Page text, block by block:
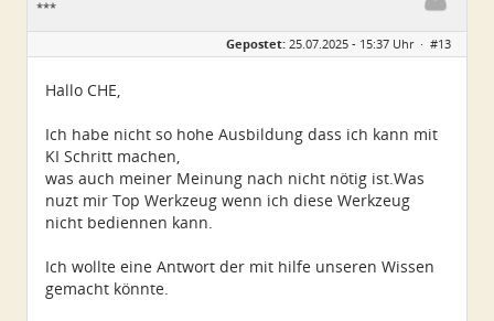
***
Geschlecht:
keine Angabe
Beiträge:
25
Gepostet: 25.07.2025 - 15:37 Uhr · #13
Hallo CHE,
Ich habe nicht so hohe Ausbildung dass ich kann mit
KI Schritt machen,
was auch meiner Meinung nach nicht nötig ist.Was
nuzt mir Top Werkzeug wenn ich diese Werkzeug
nicht bediennen kann.
Ich wollte eine Antwort der mit hilfe unseren Wissen
gemacht könnte.